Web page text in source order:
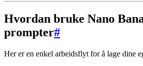
Hvordan bruke Nano
prompter#
Her er en enkel arbeidsflyt for å lage dine